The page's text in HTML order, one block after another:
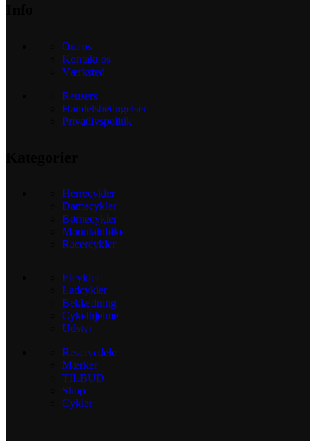
Om os
Kontakt os
Værksted
Reusers
Handelsbetingelser
Privatlivspolitik
Herrecykler
Damecykler
Børnecykler
Mountainbike
Racercykler
Elcykler
Ladcykler
Beklædning
Cykelhjelme
Udstyr
Reservedele
Mærker
TILBUD
Shop
Cykler